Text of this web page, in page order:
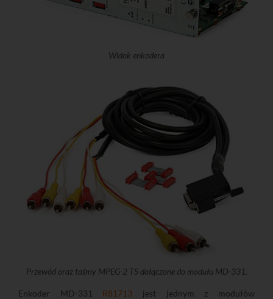
Widok enkodera
Przewód oraz taśmy MPEG-2 TS dołączone do modułu MD-331.
Enkoder MD-331 R81713 jest jednym z modułów